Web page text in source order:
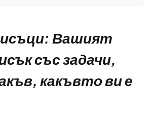
Вашият
със задачи,
какъвто ви е